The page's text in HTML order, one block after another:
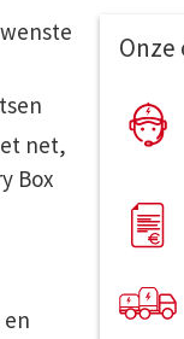
net,
Box
Onze